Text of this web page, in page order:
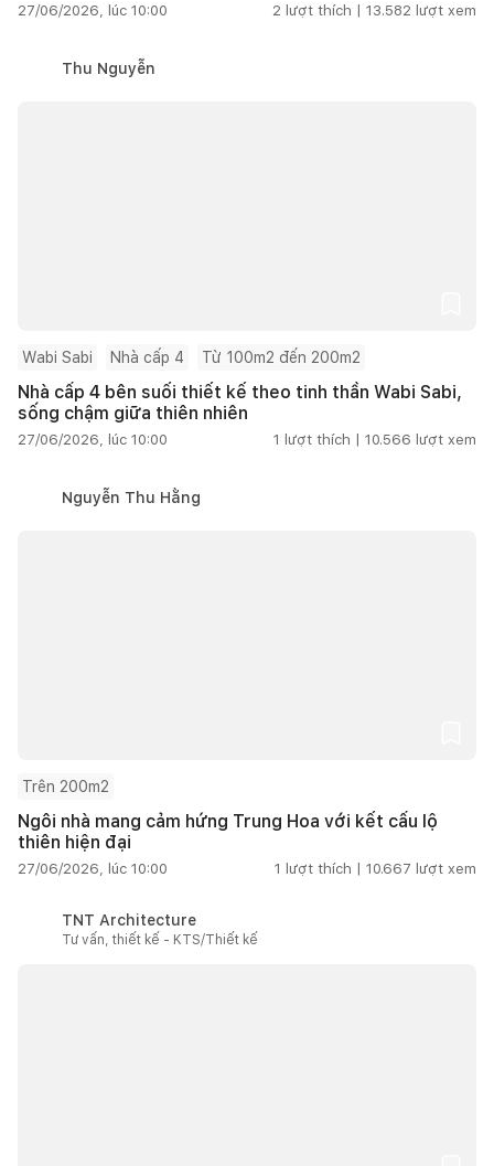
27/06/2026, lúc 10:00 2 lượt thích | 13.582 lượt xem
Thu Nguyễn
Wabi Sabi Nhà cấp 4 Từ 100m2 đến 200m2
Nhà cấp 4 bên suối thiết kế theo tinh thần Wabi Sabi,
sống chậm giữa thiên nhiên
27/06/2026, lúc 10:00 1 lượt thích | 10.566 lượt xem
Nguyễn Thu Hằng
Trên 200m2
Ngôi nhà mang cảm hứng Trung Hoa với kết cấu lộ
thiên hiện đại
27/06/2026, lúc 10:00 1 lượt thích | 10.667 lượt xem
TNT Architecture
Tư vấn, thiết kế - KTS/Thiết kế